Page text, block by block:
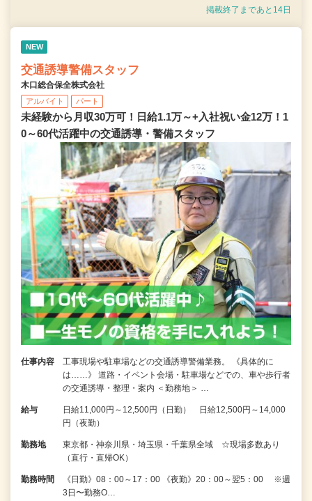
掲載終了まであと14日
NEW
交通誘導警備スタッフ
木口総合保全株式会社
アルバイト パート
未経験から月収30万可！日給1.1万～+入社祝い金12万！1
0～60代活躍中の交通誘導・警備スタッフ
仕事内容
工事現場や駐車場などの交通誘導警備業務。 《具体的に
は……》 道路・イベント会場・駐車場などでの、車や歩行者
の交通誘導・整理・案内 ＜勤務地＞ …
給与
日給11,000円～12,500円（日勤） 日給12,500円～14,000
円（夜勤）
勤務地
東京都・神奈川県・埼玉県・千葉県全域 ☆現場多数あり
（直行・直帰OK）
勤務時間
《日勤》08：00～17：00 《夜勤》20：00～翌5：00 ※週
3日〜勤務O…